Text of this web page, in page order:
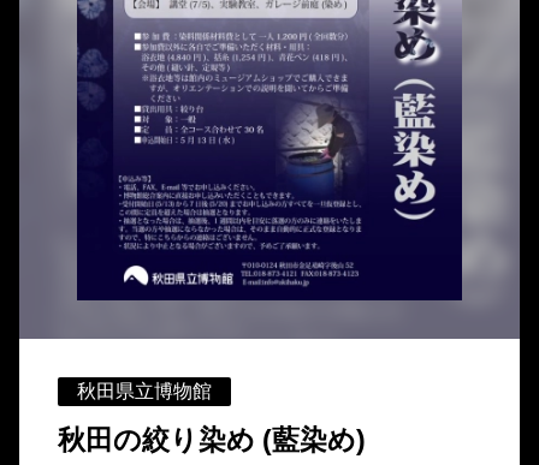
秋田県立博物館
秋田の絞り染め (藍染め)